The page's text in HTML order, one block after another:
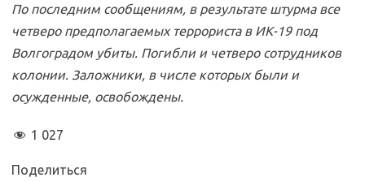
По последним сообщениям, в результате штурма все
четверо предполагаемых террориста в ИК-19 под
Волгоградом убиты. Погибли и четверо сотрудников
колонии. Заложники, в числе которых были и
осужденные, освобождены.
1 027
Поделиться